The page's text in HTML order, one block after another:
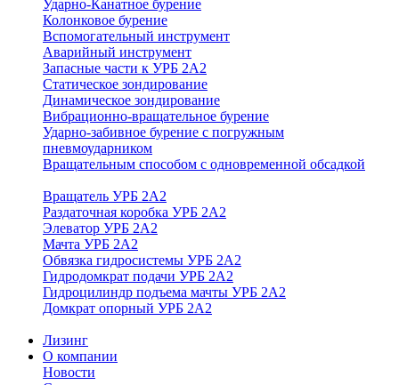
Ударно-Канатное бурение
Колонковое бурение
Вспомогательный инструмент
Аварийный инструмент
Запасные части к УРБ 2А2
Статическое зондирование
Динамическое зондирование
Вибрационно-вращательное бурение
Ударно-забивное бурение с погружным
пневмоударником
Вращательным способом с одновременной обсадкой
Вращатель УРБ 2А2
Раздаточная коробка УРБ 2А2
Элеватор УРБ 2А2
Мачта УРБ 2А2
Обвязка гидросистемы УРБ 2А2
Гидродомкрат подачи УРБ 2А2
Гидроцилиндр подъема мачты УРБ 2А2
Домкрат опорный УРБ 2А2
Лизинг
О компании
Новости